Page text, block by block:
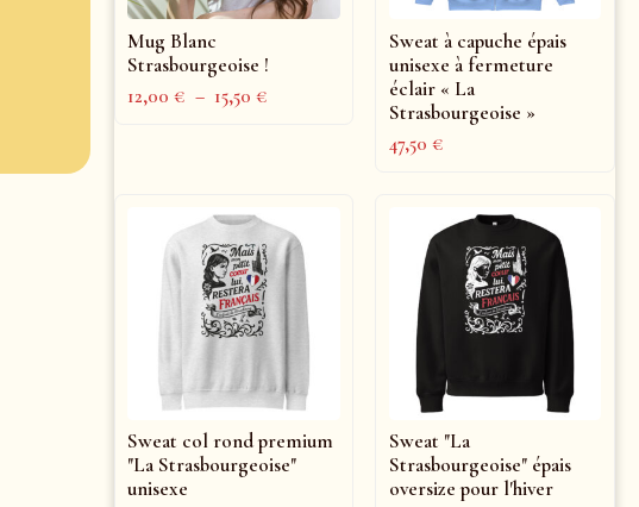
Mug Blanc
Strasbourgeoise !
12,00€ – 15,50€
Sweat à capuche épais
unisexe à fermeture
éclair « La
Strasbourgeoise »
47,50€
Sweat col rond premium
"La Strasbourgeoise"
unisexe
Sweat "La
Strasbourgeoise" épais
oversize pour l'hiver